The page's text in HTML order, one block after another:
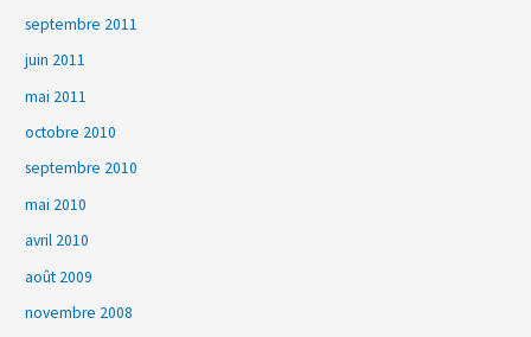
septembre 2011
juin 2011
mai 2011
octobre 2010
septembre 2010
mai 2010
avril 2010
août 2009
novembre 2008